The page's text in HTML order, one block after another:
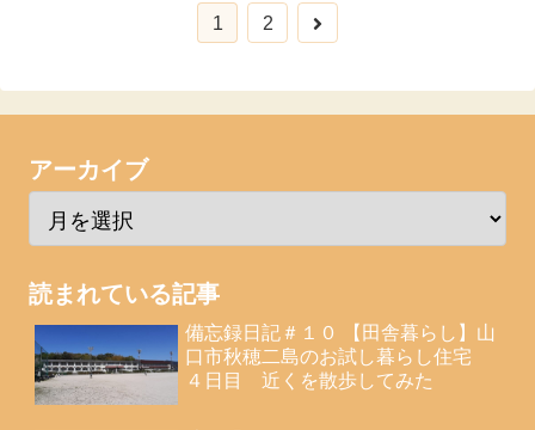
1 2
アーカイブ
読まれている記事
備忘録日記＃１０ 【田舎暮らし】山
口市秋穂二島のお試し暮らし住宅
４日目 近くを散歩してみた